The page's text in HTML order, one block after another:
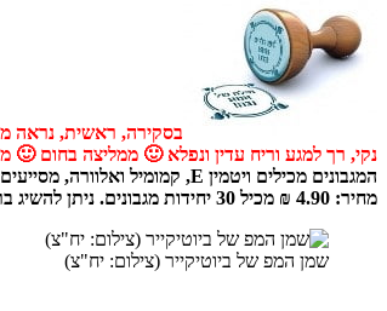
בסקירה, ראשית, נראה
נקי, רך למגע וריח עדין ונפלא 🙂 ממליצה בחום
המגבונים מכילים ויטמין E, קמומיל ואלוורה, מסייעים בהקלה, בהגנה ובהרגעת העור. הרכב המוצר ידידותי ונבדק דרמטולוגית, בבישום עדין, נטול אלכוהול ושמן מינרלי.
מחיר: 4.90 ₪ מכיל 30 יחידות מגבונים. ניתן להשיג ברשת ביוטיקייר.
שמן המפ של ביוטיקייר (צילום: יח"צ)